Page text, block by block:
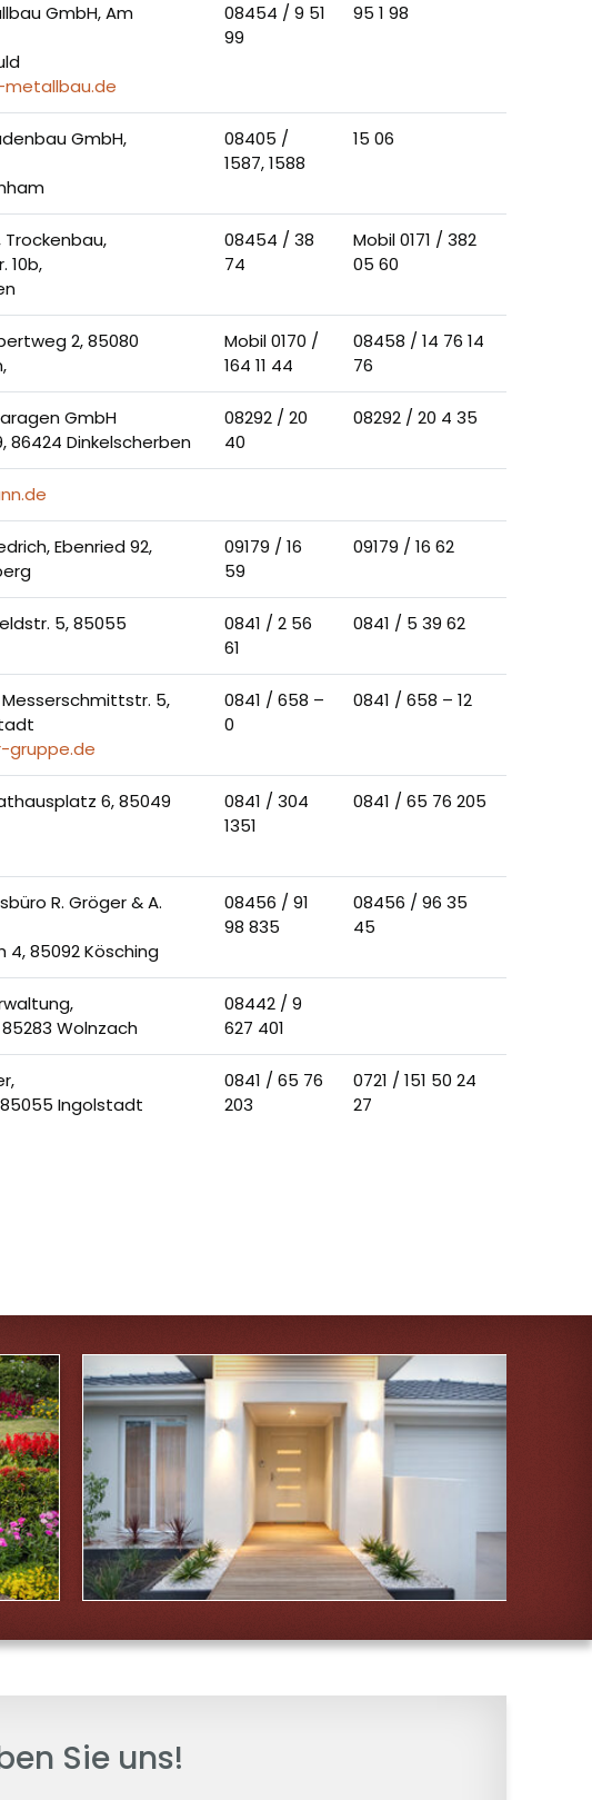
GmbH, Am
metallbau.de
08454 / 9 51
99
95 1 98
GmbH,
08405 /
1587, 1588
15 06
Trockenbau,
10b,
08454 / 38
74
Mobil 0171 / 382
05 60
2, 85080
Mobil 0170 /
164 11 44
08458 / 14 76 14
76
GmbH
86424 Dinkelscherben
08292 / 20
40
08292 / 20 4 35
Ebenried 92,
09179 / 16
59
09179 / 16 62
5, 85055
0841 / 2 56
61
0841 / 5 39 62
Messerschmittstr. 5,
gruppe.de
0841 / 658 –
0
0841 / 658 – 12
6, 85049
0841 / 304
1351
0841 / 65 76 205
R. Gröger & A.
4, 85092 Kösching
08456 / 91
98 835
08456 / 96 35
45
Wolnzach
08442 / 9
627 401
85055 Ingolstadt
0841 / 65 76
203
0721 / 151 50 24
27
Sie uns!